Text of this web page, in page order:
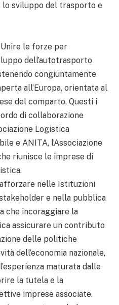
lo sviluppo del trasporto e
Unire le forze per
dell’autotrasporto
congiuntamente
all’Europa, orientata al
del comparto. Questi i
di collaborazione
Logistica
e ANITA, l’Associazione
riunisce le imprese di
nelle Istituzioni
e nella pubblica
che incoraggiare la
assicurare un contributo
delle politiche
dell’economia nazionale,
maturata dalle
la tutela e la
imprese associate.